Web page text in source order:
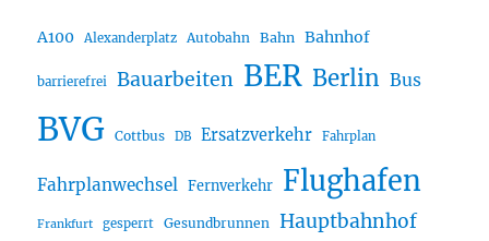
A100 Alexanderplatz Autobahn Bahn Bahnhof
barrierefrei Bauarbeiten BER Berlin Bus
BVG Cottbus DB Ersatzverkehr Fahrplan
Fahrplanwechsel Fernverkehr Flughafen
Frankfurt gesperrt Gesundbrunnen Hauptbahnhof